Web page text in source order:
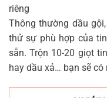
riêng
Thông thường dầu
thử sự phù hợp của
sẵn. Trộn 10-20 giọt
hay dầu xả… bạn sẽ